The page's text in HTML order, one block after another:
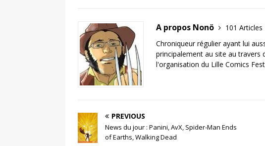
A propos Nonö
101 Articles
Chroniqueur régulier ayant lui
principalement au site au travers
l'organisation du Lille Comics
PREVIOUS
News du jour : Panini, AvX, Spider-Man Ends
of Earths, Walking Dead